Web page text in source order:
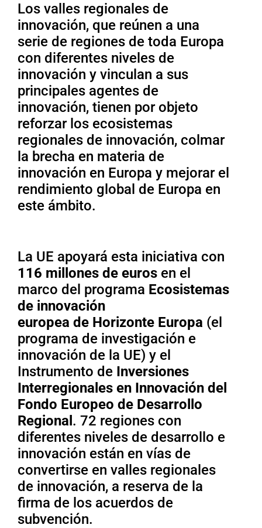
Los valles regionales de
innovación, que reúnen a una
serie de regiones de toda Europa
con diferentes niveles de
innovación y vinculan a sus
principales agentes de
innovación, tienen por objeto
reforzar los ecosistemas
regionales de innovación, colmar
la brecha en materia de
innovación en Europa y mejorar el
rendimiento global de Europa en
este ámbito.
La UE apoyará esta iniciativa con
116 millones de euros en el
marco del programa Ecosistemas
de innovación
europea de Horizonte Europa (el
programa de investigación e
innovación de la UE) y el
Instrumento de Inversiones
Interregionales en Innovación del
Fondo Europeo de Desarrollo
Regional. 72 regiones con
diferentes niveles de desarrollo e
innovación están en vías de
convertirse en valles regionales
de innovación, a reserva de la
firma de los acuerdos de
subvención.